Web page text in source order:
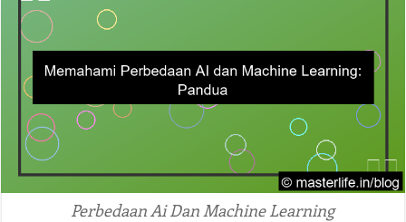
Perbedaan Ai Dan Machine Learning